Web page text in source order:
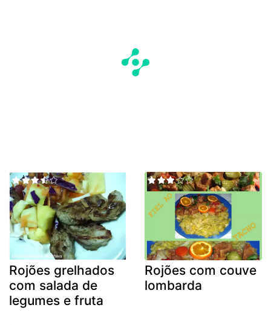
Rojões grelhados
com salada de
legumes e fruta
Rojões com couve
lombarda